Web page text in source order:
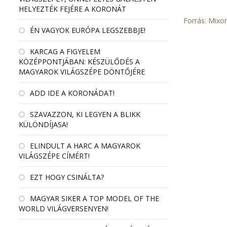
HELYEZTÉK FEJÉRE A KORONÁT
ÉN VAGYOK EURÓPA LEGSZEBBJE!
KARCAG A FIGYELEM
KÖZÉPPONTJÁBAN: KÉSZÜLŐDÉS A
MAGYAROK VILÁGSZÉPE DÖNTŐJÉRE
ADD IDE A KORONÁDAT!
SZAVAZZON, KI LEGYEN A BLIKK
KÜLÖNDÍJASA!
ELINDULT A HARC A MAGYAROK
VILÁGSZÉPE CÍMÉRT!
EZT HOGY CSINÁLTA?
MAGYAR SIKER A TOP MODEL OF THE
WORLD VILÁGVERSENYEN!
Forrás: